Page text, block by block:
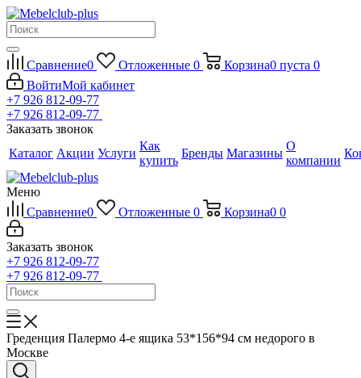
Сравнение0 Отложенные 0 Корзина0 пуста 0
ВойтиМой кабинет
+7 926 812-09-77
+7 926 812-09-77
Заказать звонок
Каталог Акции Услуги
Как
купить
Бренды Магазины
О
компании
Меню
Сравнение0 Отложенные 0 Корзина0 0
Заказать звонок
+7 926 812-09-77
+7 926 812-09-77
Греденция Палермо 4-е ящика 53*156*94 см недорого в
Москве